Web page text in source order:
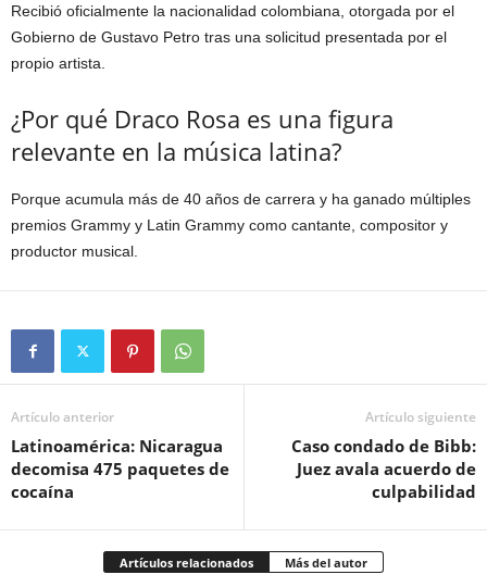
Recibió oficialmente la nacionalidad colombiana, otorgada por el
Gobierno de Gustavo Petro tras una solicitud presentada por el
propio artista.
¿Por qué Draco Rosa es una figura
relevante en la música latina?
Porque acumula más de 40 años de carrera y ha ganado múltiples
premios Grammy y Latin Grammy como cantante, compositor y
productor musical.
Artículo anterior
Latinoamérica: Nicaragua
decomisa 475 paquetes de
cocaína
Artículo siguiente
Caso condado de Bibb:
Juez avala acuerdo de
culpabilidad
Artículos relacionados Más del autor